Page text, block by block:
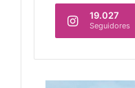
19.027
Seguidores